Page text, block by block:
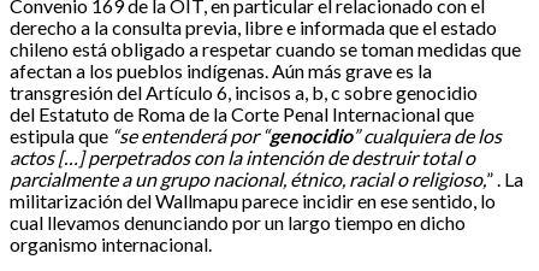
Convenio 169 de la OIT, en particular el relacionado con el
derecho a la consulta previa, libre e informada que el estado
chileno está obligado a respetar cuando se toman medidas que
afectan a los pueblos indígenas. Aún más grave es la
transgresión del Artículo 6, incisos a, b, c sobre genocidio
del Estatuto de Roma de la Corte Penal Internacional que
estipula que “se entenderá por “genocidio” cualquiera de los
actos […] perpetrados con la intención de destruir total o
parcialmente a un grupo nacional, étnico, racial o religioso,” . La
militarización del Wallmapu parece incidir en ese sentido, lo
cual llevamos denunciando por un largo tiempo en dicho
organismo internacional.